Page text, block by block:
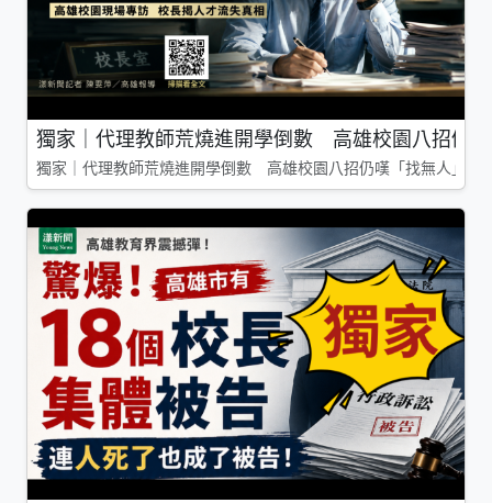
獨家｜代理教師荒燒進開學倒數 高雄校園八招仍
獨家｜代理教師荒燒進開學倒數 高雄校園八招仍嘆「找無人」